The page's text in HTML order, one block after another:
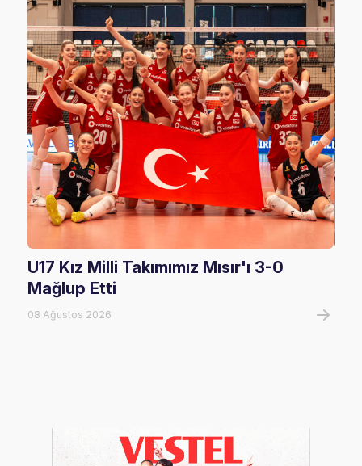
U17 Kız Milli Takımımız Mısır'ı 3-0
Mağlup Etti
08 Ağustos 2026